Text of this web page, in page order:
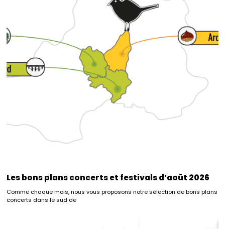
Les bons plans concerts et festivals d’août 2026
Comme chaque mois, nous vous proposons notre sélection de bons plans
concerts dans le sud de